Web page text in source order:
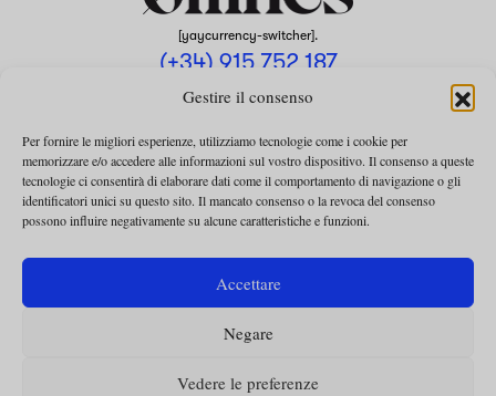
Gestire il consenso
Per fornire le migliori esperienze, utilizziamo tecnologie come i cookie per
memorizzare e/o accedere alle informazioni sul vostro dispositivo. Il consenso a queste
tecnologie ci consentirà di elaborare dati come il comportamento di navigazione o gli
identificatori unici su questo sito. Il mancato consenso o la revoca del consenso
possono influire negativamente su alcune caratteristiche e funzioni.
Accettare
Negare
Vedere le preferenze
[yaycurrency-switcher].
(+34) 915 752 187
omnes@omnesmag.com
INFORMATIVA SULLA PRIVACY
UTILIZZO DEI COOKIE
TERMINI E CONDIZIONI DELLA COLLABORAZIONE